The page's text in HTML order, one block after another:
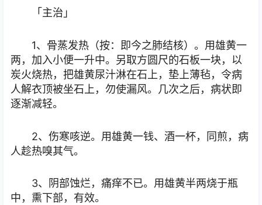
「主治」
1、骨蒸发热（按：即今之肺结核）。用雄黄一
两，加入小便一升中。另取方圆尺的石板一块，以
炭火烧热，把雄黄尿汁淋在石上，垫上薄毡，令病
人解衣顶被坐石上，勿使漏风。几次之后，病状即
逐渐减轻。
2、伤寒咳逆。用雄黄一钱、酒一杯，同煎，病
人趁热嗅其气。
3、阴部蚀烂，痛痒不已。用雄黄半两烧于瓶
中，熏下部，有效。